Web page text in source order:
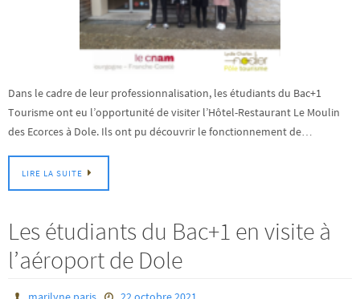
Dans le cadre de leur professionnalisation, les étudiants du Bac+1
Tourisme ont eu l’opportunité de visiter l’Hôtel-Restaurant Le Moulin
des Ecorces à Dole. Ils ont pu découvrir le fonctionnement de…
LIRE LA SUITE
Les étudiants du Bac+1 en visite à
l’aéroport de Dole